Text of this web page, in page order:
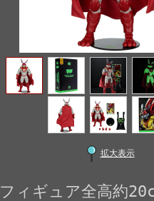
拡大表示
フィギュア全高約